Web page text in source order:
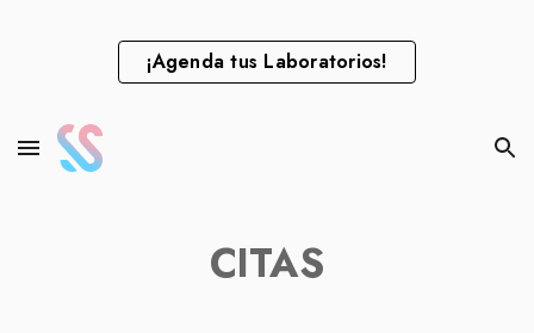
Skip to main content Skip to navigation
¡Agenda tus Laboratorios!
CITAS